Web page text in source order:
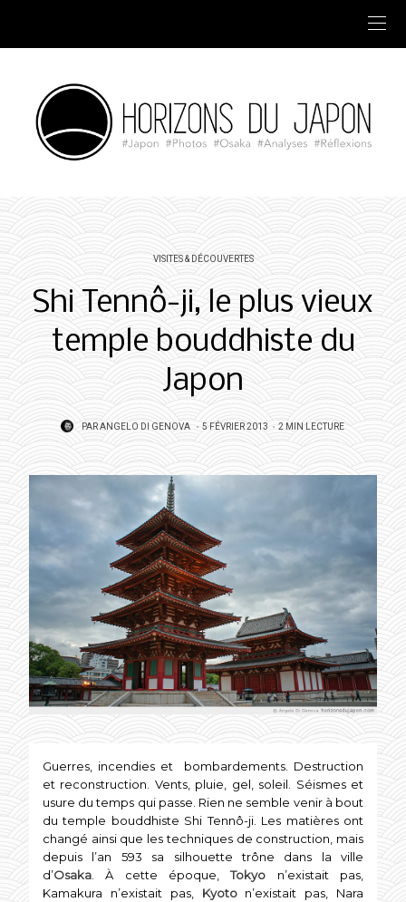
VISITES & DÉCOUVERTES
Shi Tennô-ji, le plus vieux
temple bouddhiste du
Japon
PARANGELO DI GENOVA
POSTED
ON
5 FÉVRIER 2013 2 MIN LECTURE
Guerres, incendies et bombardements. Destruction
et reconstruction. Vents, pluie, gel, soleil. Séismes et
usure du temps qui passe. Rien ne semble venir à bout
du temple bouddhiste Shi Tennô-ji. Les matières ont
changé ainsi que les techniques de construction, mais
depuis l’an 593 sa silhouette trône dans la ville
d’Osaka . À cette époque,Tokyo n’existait pas,
Kamakura n’existait pas, Kyoton’existait pas, Nara